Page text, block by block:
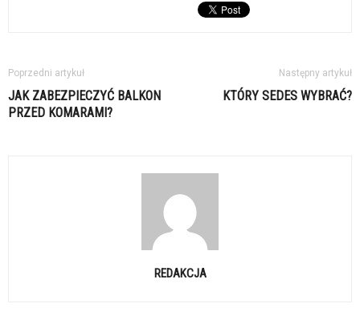
Poprzedni artykuł
JAK ZABEZPIECZYĆ BALKON
PRZED KOMARAMI?
Następny artykuł
KTÓRY SEDES WYBRAĆ?
REDAKCJA